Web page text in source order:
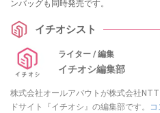
ンバッグも同時発売です。
イチオシスト
ライター / 編集
イチオシ編集部
株式会社オールアバウトが株式会社
ドサイト『イチオシ』の編集部です。